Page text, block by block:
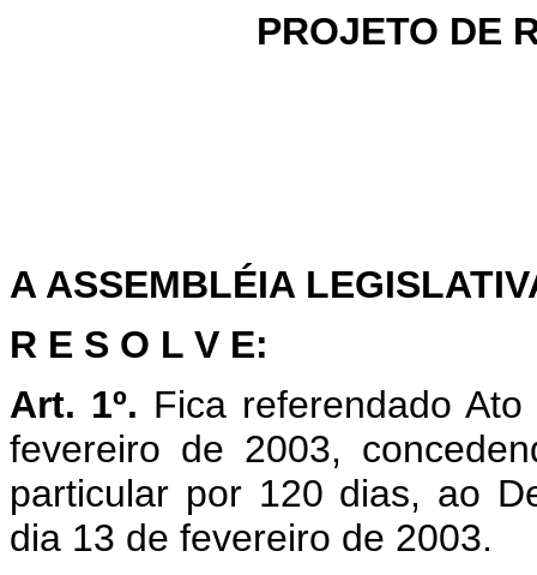
PROJETO DE
A ASSEMBLÉIA
R E S O L V E:
Art. 1º. Fica referendado
fevereiro de 2003,
particular por 120 dias, ao
dia 13 de fevereiro de 2003.